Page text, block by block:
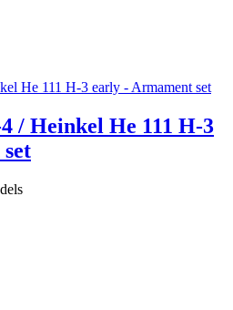
/ Heinkel He 111 H-3